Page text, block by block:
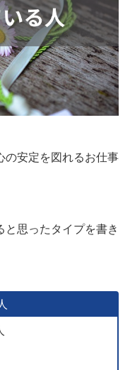
の安定を図れるお仕事
と思ったタイプを書き